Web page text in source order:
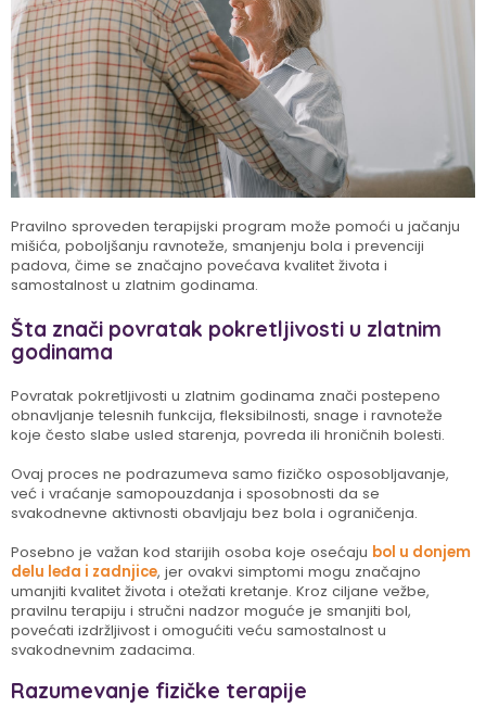
Pravilno sproveden terapijski program može pomoći u jačanju
mišića, poboljšanju ravnoteže, smanjenju bola i prevenciji
padova, čime se značajno povećava kvalitet života i
samostalnost u zlatnim godinama.
Šta znači povratak pokretljivosti u zlatnim
godinama
Povratak pokretljivosti u zlatnim godinama znači postepeno
obnavljanje telesnih funkcija, fleksibilnosti, snage i ravnoteže
koje često slabe usled starenja, povreda ili hroničnih bolesti.
Ovaj proces ne podrazumeva samo fizičko osposobljavanje,
već i vraćanje samopouzdanja i sposobnosti da se
svakodnevne aktivnosti obavljaju bez bola i ograničenja.
Posebno je važan kod starijih osoba koje osećaju bol u donjem
delu leđa i zadnjice, jer ovakvi simptomi mogu značajno
umanjiti kvalitet života i otežati kretanje. Kroz ciljane vežbe,
pravilnu terapiju i stručni nadzor moguće je smanjiti bol,
povećati izdržljivost i omogućiti veću samostalnost u
svakodnevnim zadacima.
Razumevanje fizičke terapije